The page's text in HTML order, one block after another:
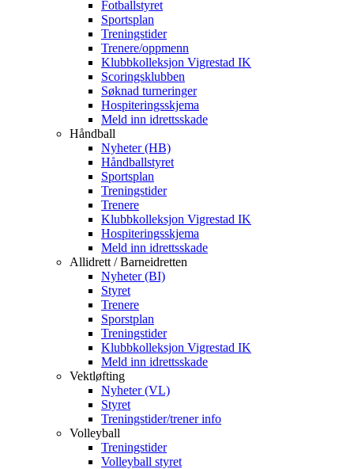
Fotballstyret
Sportsplan
Treningstider
Trenere/oppmenn
Klubbkolleksjon Vigrestad IK
Scoringsklubben
Søknad turneringer
Hospiteringsskjema
Meld inn idrettsskade
Håndball
Nyheter (HB)
Håndballstyret
Sportsplan
Treningstider
Trenere
Klubbkolleksjon Vigrestad IK
Hospiteringsskjema
Meld inn idrettsskade
Allidrett / Barneidretten
Nyheter (BI)
Styret
Trenere
Sporstplan
Treningstider
Klubbkolleksjon Vigrestad IK
Meld inn idrettsskade
Vektløfting
Nyheter (VL)
Styret
Treningstider/trener info
Volleyball
Treningstider
Volleyball styret